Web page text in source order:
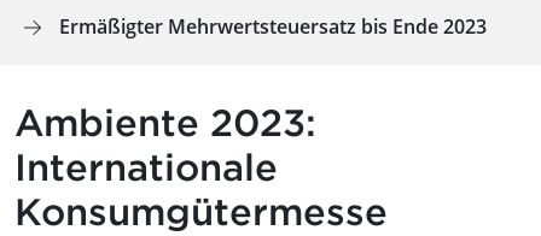
Ermäßigter Mehrwertsteuersatz bis Ende 2023
Ambiente 2023:
Internationale
Konsumgütermesse